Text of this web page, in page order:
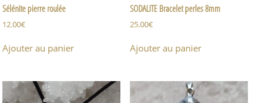
Sélénite pierre roulée
12.00€
Ajouter au panier
SODALITE Bracelet perles 8mm
25.00€
Ajouter au panier